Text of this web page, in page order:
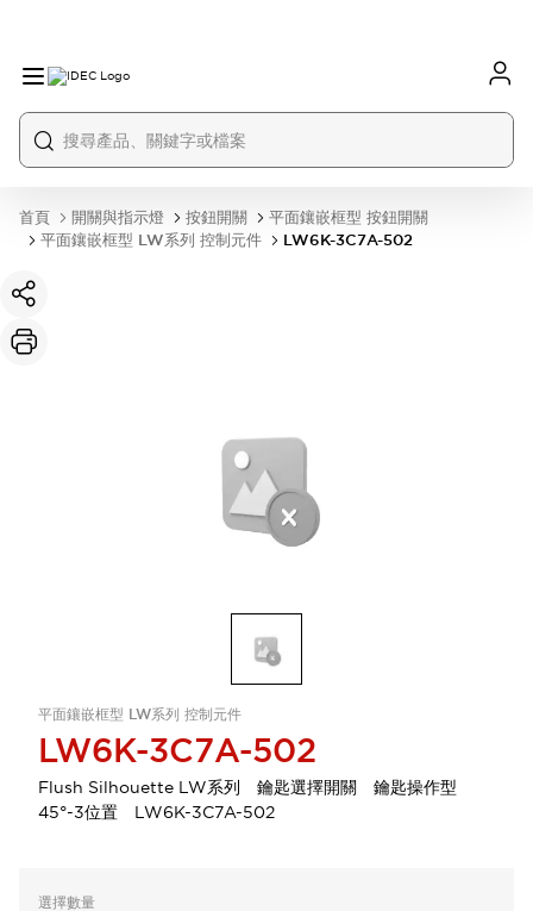
首頁 開關與指示燈 按鈕開關
平面鑲嵌框型 按鈕開關
平面鑲嵌框型 LW系列 控制元件
LW6K-3C7A-502
平面鑲嵌框型 LW系列 控制元件
LW6K-3C7A-502
Flush Silhouette LW系列 鑰匙選擇開關 鑰匙操作型
45°-3位置 LW6K-3C7A-502
選擇數量